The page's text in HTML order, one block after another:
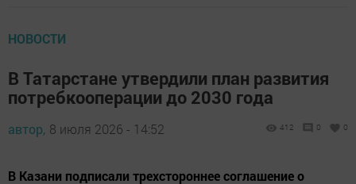
НОВОСТИ
В Татарстане утвердили план развития
потребкооперации до 2030 года
автор, 8 июля 2026 - 14:52 412 0 0
В Казани подписали трехстороннее соглашение о